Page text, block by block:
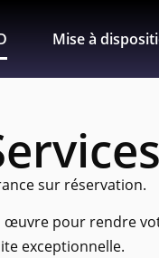
Mise à
sur réservation.
œuvre pour rendre
exceptionnelle.